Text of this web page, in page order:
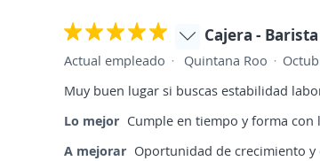
Cajera - Barista
Actual empleado Quintana Roo
Muy buen lugar si buscas estabilidad
Lo mejor Cumple en tiempo y forma
A mejorar Oportunidad de crecimiento y